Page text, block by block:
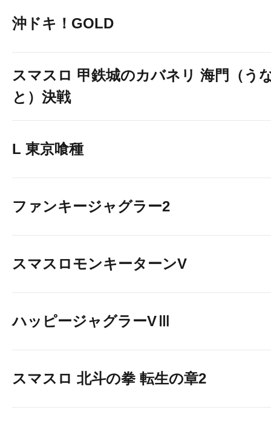
L東京喰種 20台
L甲鉄城のカバネリ海門決
沖ドキ！GOLD
スマスロ 甲鉄城のカバネリ 海門（う
と）決戦
L 東京喰種
ファンキージャグラー2
スマスロモンキーターンV
ハッピージャグラーVⅢ
スマスロ 北斗の拳 転生の章2